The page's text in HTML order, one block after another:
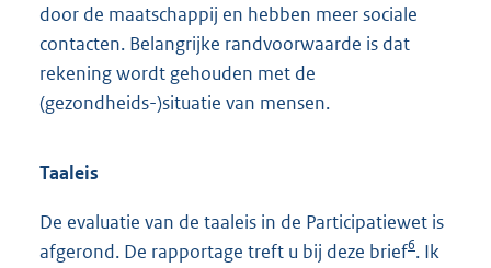
door de maatschappij en hebben meer sociale
contacten. Belangrijke randvoorwaarde is dat
rekening wordt gehouden met de
(gezondheids-)situatie van mensen.
Taaleis
De evaluatie van de taaleis in de Participatiewet is
afgerond. De rapportage treft u bij deze brief6. Ik